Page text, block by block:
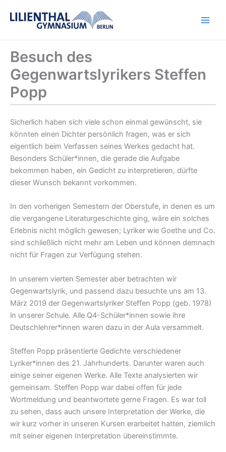
Inhalt
Besuch des
Gegenwartslyrikers Steffen
Popp
Sicherlich haben sich viele schon einmal gewünscht, sie
könnten einen Dichter persönlich fragen, was er sich
eigentlich beim Verfassen seines Werkes gedacht hat.
Besonders Schüler*innen, die gerade die Aufgabe
bekommen haben, ein Gedicht zu interpretieren, dürfte
dieser Wunsch bekannt vorkommen.
In den vorherigen Semestern der Oberstufe, in denen es um
die vergangene Literaturgeschichte ging, wäre ein solches
Erlebnis nicht möglich gewesen; Lyriker wie Goethe und Co.
sind schließlich nicht mehr am Leben und können demnach
nicht für Fragen zur Verfügung stehen.
In unserem vierten Semester aber betrachten wir
Gegenwartslyrik, und passend dazu besuchte uns am 13.
März 2019 der Gegenwartslyriker Steffen Popp (geb. 1978)
in unserer Schule. Alle Q4-Schüler*innen sowie ihre
Deutschlehrer*innen waren dazu in der Aula versammelt.
Steffen Popp präsentierte Gedichte verschiedener
Lyriker*innen des 21. Jahrhunderts. Darunter waren auch
einige seiner eigenen Werke. Alle Texte analysierten wir
gemeinsam. Steffen Popp war dabei offen für jede
Wortmeldung und beantwortete gerne Fragen. Es war toll
zu sehen, dass auch unsere Interpretation der Werke, die
wir kurz vorher in unseren Kursen erarbeitet hatten, ziemlich
mit seiner eigenen Interpretation übereinstimmte.